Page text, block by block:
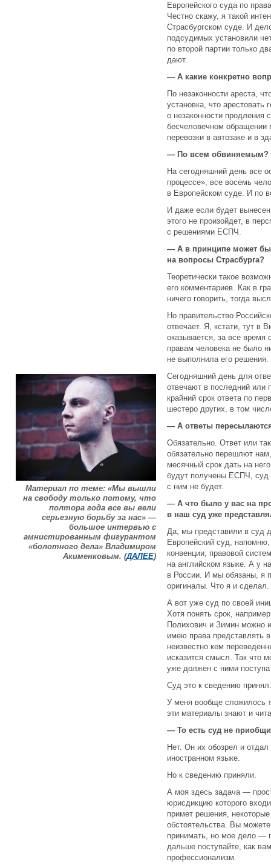
Европейского суда по
Честно скажу, я такой
Страсбургском суде. И
подсудимых установили
по второй партии только
дают.
— А какие конкретно
По незаконности ареста,
установка, что арестовать
о незаконности продления
бесчеловечном обращении
перевозки в автозаке и в
— По всем обвиняемым?
На сегодняшний день все
процессе», все восемь
в Европейском суде. И по
И даже если будет
этого не произойдет, в
с решениями ЕСПЧ.
— А в принципе может
на вопросы Страсбурга?
Теоретически такое
его комментариев. Как в
ничего говорить, тогда
Но правительство
отвечает. Я, кстати, тут в
оказывается, за все время
правам человека не было
не выполнила его решения.
Материал по теме: «Мы вышли
на свободу только потому, что
полтора года все вы вели
серьезную борьбу за нас» —
большое интервью с
амнистированным фигурантом
«болотного дела» Владимиром
Акименковым. (ДАЛЕЕ)
Сегодняшний день для
отвечают в последний или
крайний срок ответа по
шестеро других, в том
— А ответы
Обязательно. Ответ или
обязательно перешлют
месячный срок дать на
будут получены ЕСПЧ, суд
с ним не будет.
— А что было у вас на
в наш суд уже
Да, мы представили в суд
Европейский суд,
конвенции, правовой
на английском языке. А у
в России. И мы обязаны, я
оригиналы. Что я и сделал.
А вот уже суд по своей
Хотя понять срок,
Полихович и Зимин можно и
имею права представлять
неизвестно кем
исказится смысл. Так что
уже должен с ними
Суд это к сведению принял.
У меня вообще сложилось
эти материалы знают и
— То есть суд не
Нет. Он их обозрел и
иностранном языке.
Но к сведению приняли.
А моя здесь задача —
юрисдикцию которого
примет решения,
обстоятельства. Вы
принимать, но мое дело —
дальше поступайте, как
профессионализм.